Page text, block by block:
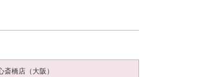
斎橋店（大阪）